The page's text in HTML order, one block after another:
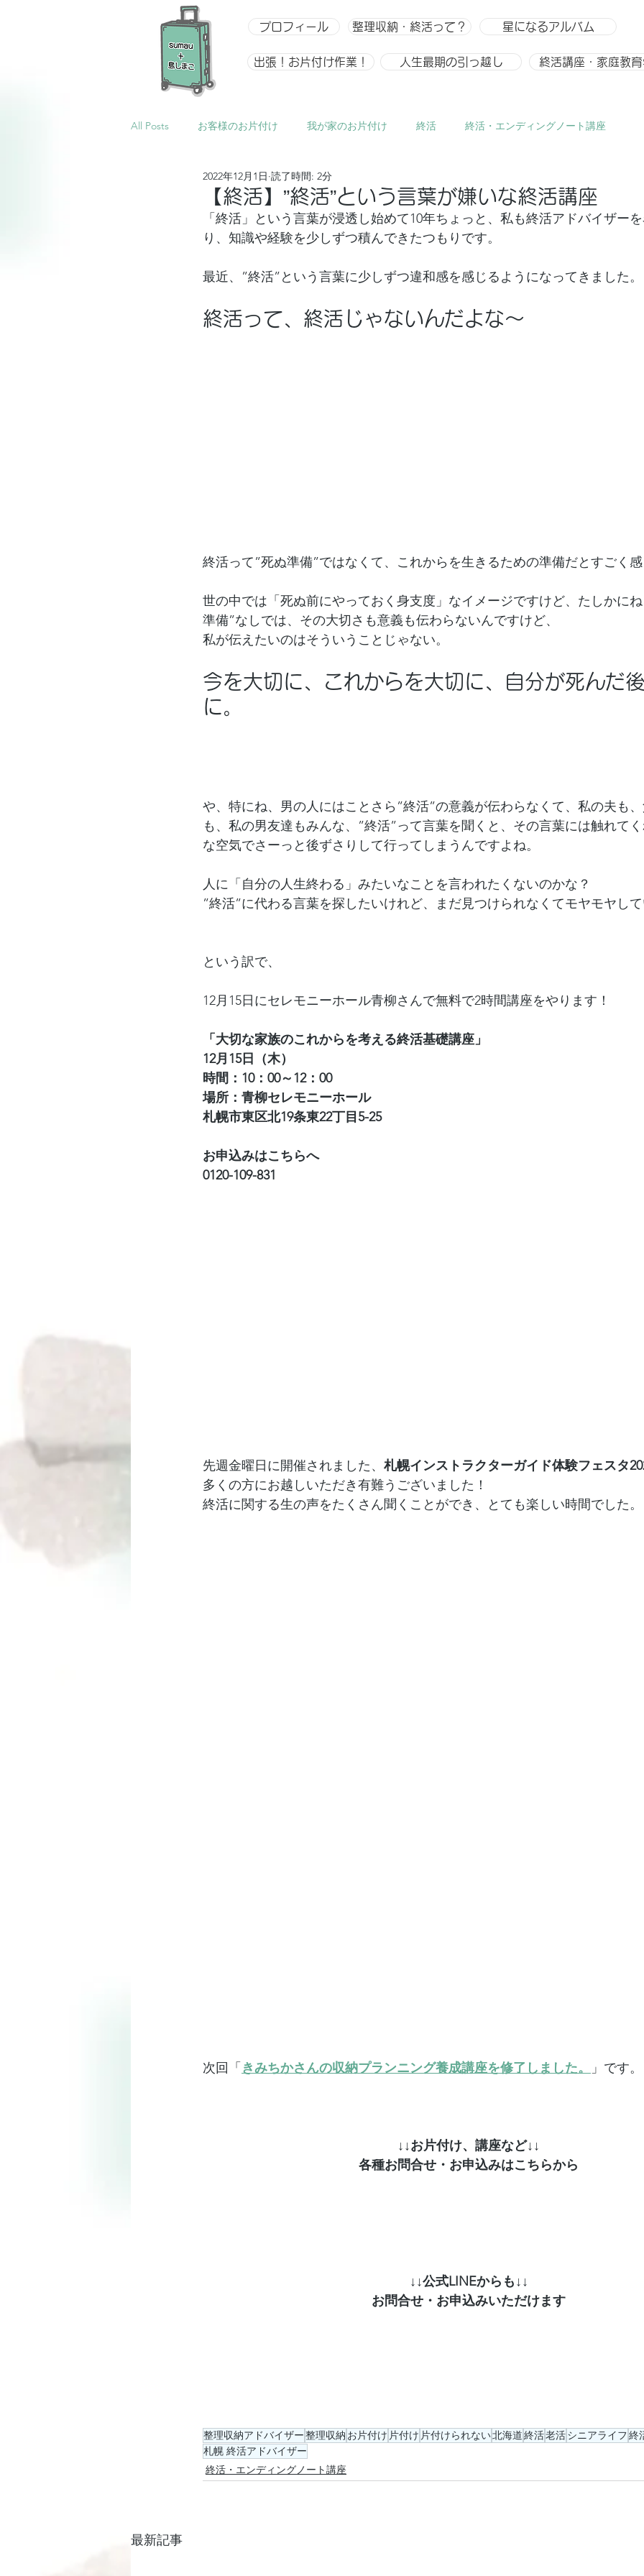
プロフィール 整理収納・終活って？ 星になるアルバム
出張！お片付け作業！ 人生最期の引っ越し 終活講座・家庭教
All Posts お客様のお片付け 我が家のお片付け 終活 終活・エンディングノート講座
整理収納アドバイザー向け講座 ひとりごと、趣味
星になるアルバム
【終活】”終活”という言葉が嫌いな終活講座
2022年12月1日 読了時間: 2分
「終活」という言葉が浸透し始めて10年ちょっと、私も終活アドバイザー
り、知識や経験を少しずつ積んできたつもりです。
最近、”終活”という言葉に少しずつ違和感を感じるようになってきました。
終活って、終活じゃないんだよな～
終活って”死ぬ準備”ではなくて、これからを生きるための準備だとすごく
世の中では「死ぬ前にやっておく身支度」なイメージですけど、たしかに
準備”なしでは、その大切さも意義も伝わらないんですけど、
私が伝えたいのはそういうことじゃない。
今を大切に、これからを大切に、自分が死んだ
に。
や、特にね、男の人にはことさら”終活”の意義が伝わらなくて、私の夫も
も、私の男友達もみんな、”終活”って言葉を聞くと、その言葉には触れて
な空気でさーっと後ずさりして行ってしまうんですよね。
人に「自分の人生終わる」みたいなことを言われたくないのかな？
”終活”に代わる言葉を探したいけれど、まだ見つけられなくてモヤモヤし
という訳で、
12月15日にセレモニーホール青柳さんで無料で2時間講座をやります！
「大切な家族のこれからを考える終活基礎講座」
12月15日（木）
時間：10：00～12：00
場所：青柳セレモニーホール
札幌市東区北19条東22丁目5-25
お申込みはこちらへ
0120-109-831
先週金曜日に開催されました、 札幌インストラクターガイド体験フェスタ
多くの方にお越しいただき有難うございました！
終活に関する生の声をたくさん聞くことができ、とても楽しい時間でした。
次回「 きみちかさんの収納プランニング養成講座を修了しました。 」です。
↓↓お片付け、講座など↓↓
各種お問合せ・お申込みはこちらから
↓↓公式LINEからも↓↓
お問合せ・お申込みいただけます
整理収納アドバイザー整理収納 お片付け 片付け 片付けられない北海道終活老活シニアライフ終
札幌 終活アドバイザー
終活・エンディングノート講座
最新記事